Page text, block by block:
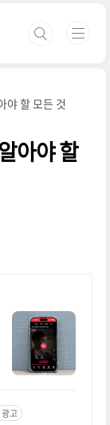
야 할 모든 것
아야 할
광고